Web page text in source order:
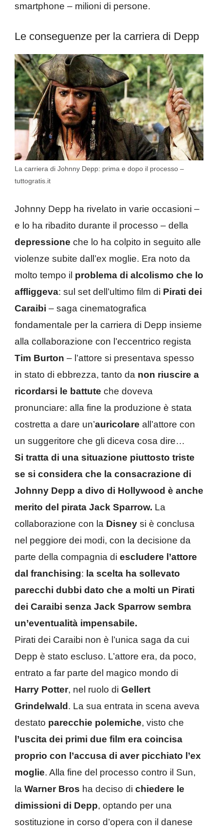
smartphone – milioni di persone.
Le conseguenze per la carriera di Depp
La carriera di Johnny Depp: prima e dopo il processo –
tuttogratis.it
Johnny Depp ha rivelato in varie occasioni –
e lo ha ribadito durante il processo – della
depressione che lo ha colpito in seguito alle
violenze subite dall’ex moglie. Era noto da
molto tempo il problema di alcolismo che lo
affliggeva: sul set dell’ultimo film di Pirati dei
Caraibi – saga cinematografica
fondamentale per la carriera di Depp insieme
alla collaborazione con l’eccentrico regista
Tim Burton – l’attore si presentava spesso
in stato di ebbrezza, tanto da non riuscire a
ricordarsi le battute che doveva
pronunciare: alla fine la produzione è stata
costretta a dare un’auricolare all’attore con
un suggeritore che gli diceva cosa dire…
Si tratta di una situazione piuttosto triste
se si considera che la consacrazione di
Johnny Depp a divo di Hollywood è anche
merito del pirata Jack Sparrow. La
collaborazione con la Disney si è conclusa
nel peggiore dei modi, con la decisione da
parte della compagnia di escludere l’attore
dal franchising: la scelta ha sollevato
parecchi dubbi dato che a molti un Pirati
dei Caraibi senza Jack Sparrow sembra
un’eventualità impensabile.
Pirati dei Caraibi non è l’unica saga da cui
Depp è stato escluso. L’attore era, da poco,
entrato a far parte del magico mondo di
Harry Potter, nel ruolo di Gellert
Grindelwald . La sua entrata in scena aveva
destato parecchie polemiche, visto che
l’uscita dei primi due film era coincisa
proprio con l’accusa di aver picchiato l’ex
moglie. Alla fine del processo contro il Sun,
la Warner Bros ha deciso di chiedere le
dimissioni di Depp, optando per una
sostituzione in corso d’opera con il danese